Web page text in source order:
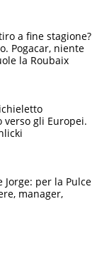
a fine stagione?
Pogacar, niente
la Roubaix
verso gli Europei.
per la Pulce
manager,